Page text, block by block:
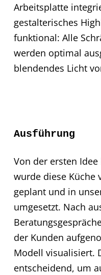
Arbeitsplatte
gestalterisches
funktional: Alle
werden optimal
blendendes Licht
Ausführung
Von der ersten
wurde diese Küche
geplant und in
umgesetzt. Nach
der Kunden
Modell visualisiert.
entscheidend, um